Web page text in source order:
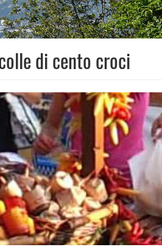
di cento croci